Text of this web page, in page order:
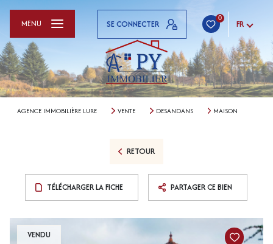
SE CONNECTER
0
FR
MENU
AGENCE IMMOBILIÈRE LURE VENTE DESANDANS MAISON
RETOUR
TÉLÉCHARGER LA FICHE PARTAGER CE BIEN
VENDU